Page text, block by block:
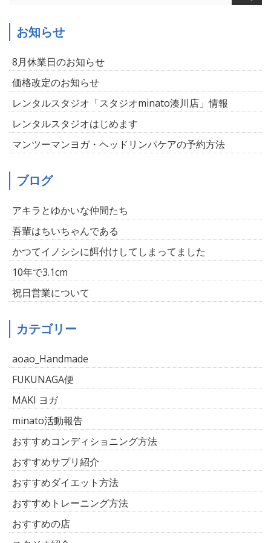
お知らせ
8月休業日のお知らせ
価格改定のお知らせ
レンタルスタジオ「スタジオminato湊川店」情報
レンタルスタジオはじめます
マンツーマンヨガ・ヘッドリンパケアの予約方法
ブログ
アキラとゆかいな仲間たち
吾輩はちいちゃんである
かつてイノシシに餌付けしてしまってました
10年で3.1cm
祝日営業について
カテゴリー
aoao_Handmade
FUKUNAGA便
MAKI ヨガ
minato活動報告
おすすめコンディショニング方法
おすすめサプリ紹介
おすすめダイエット方法
おすすめトレーニング方法
おすすめの店